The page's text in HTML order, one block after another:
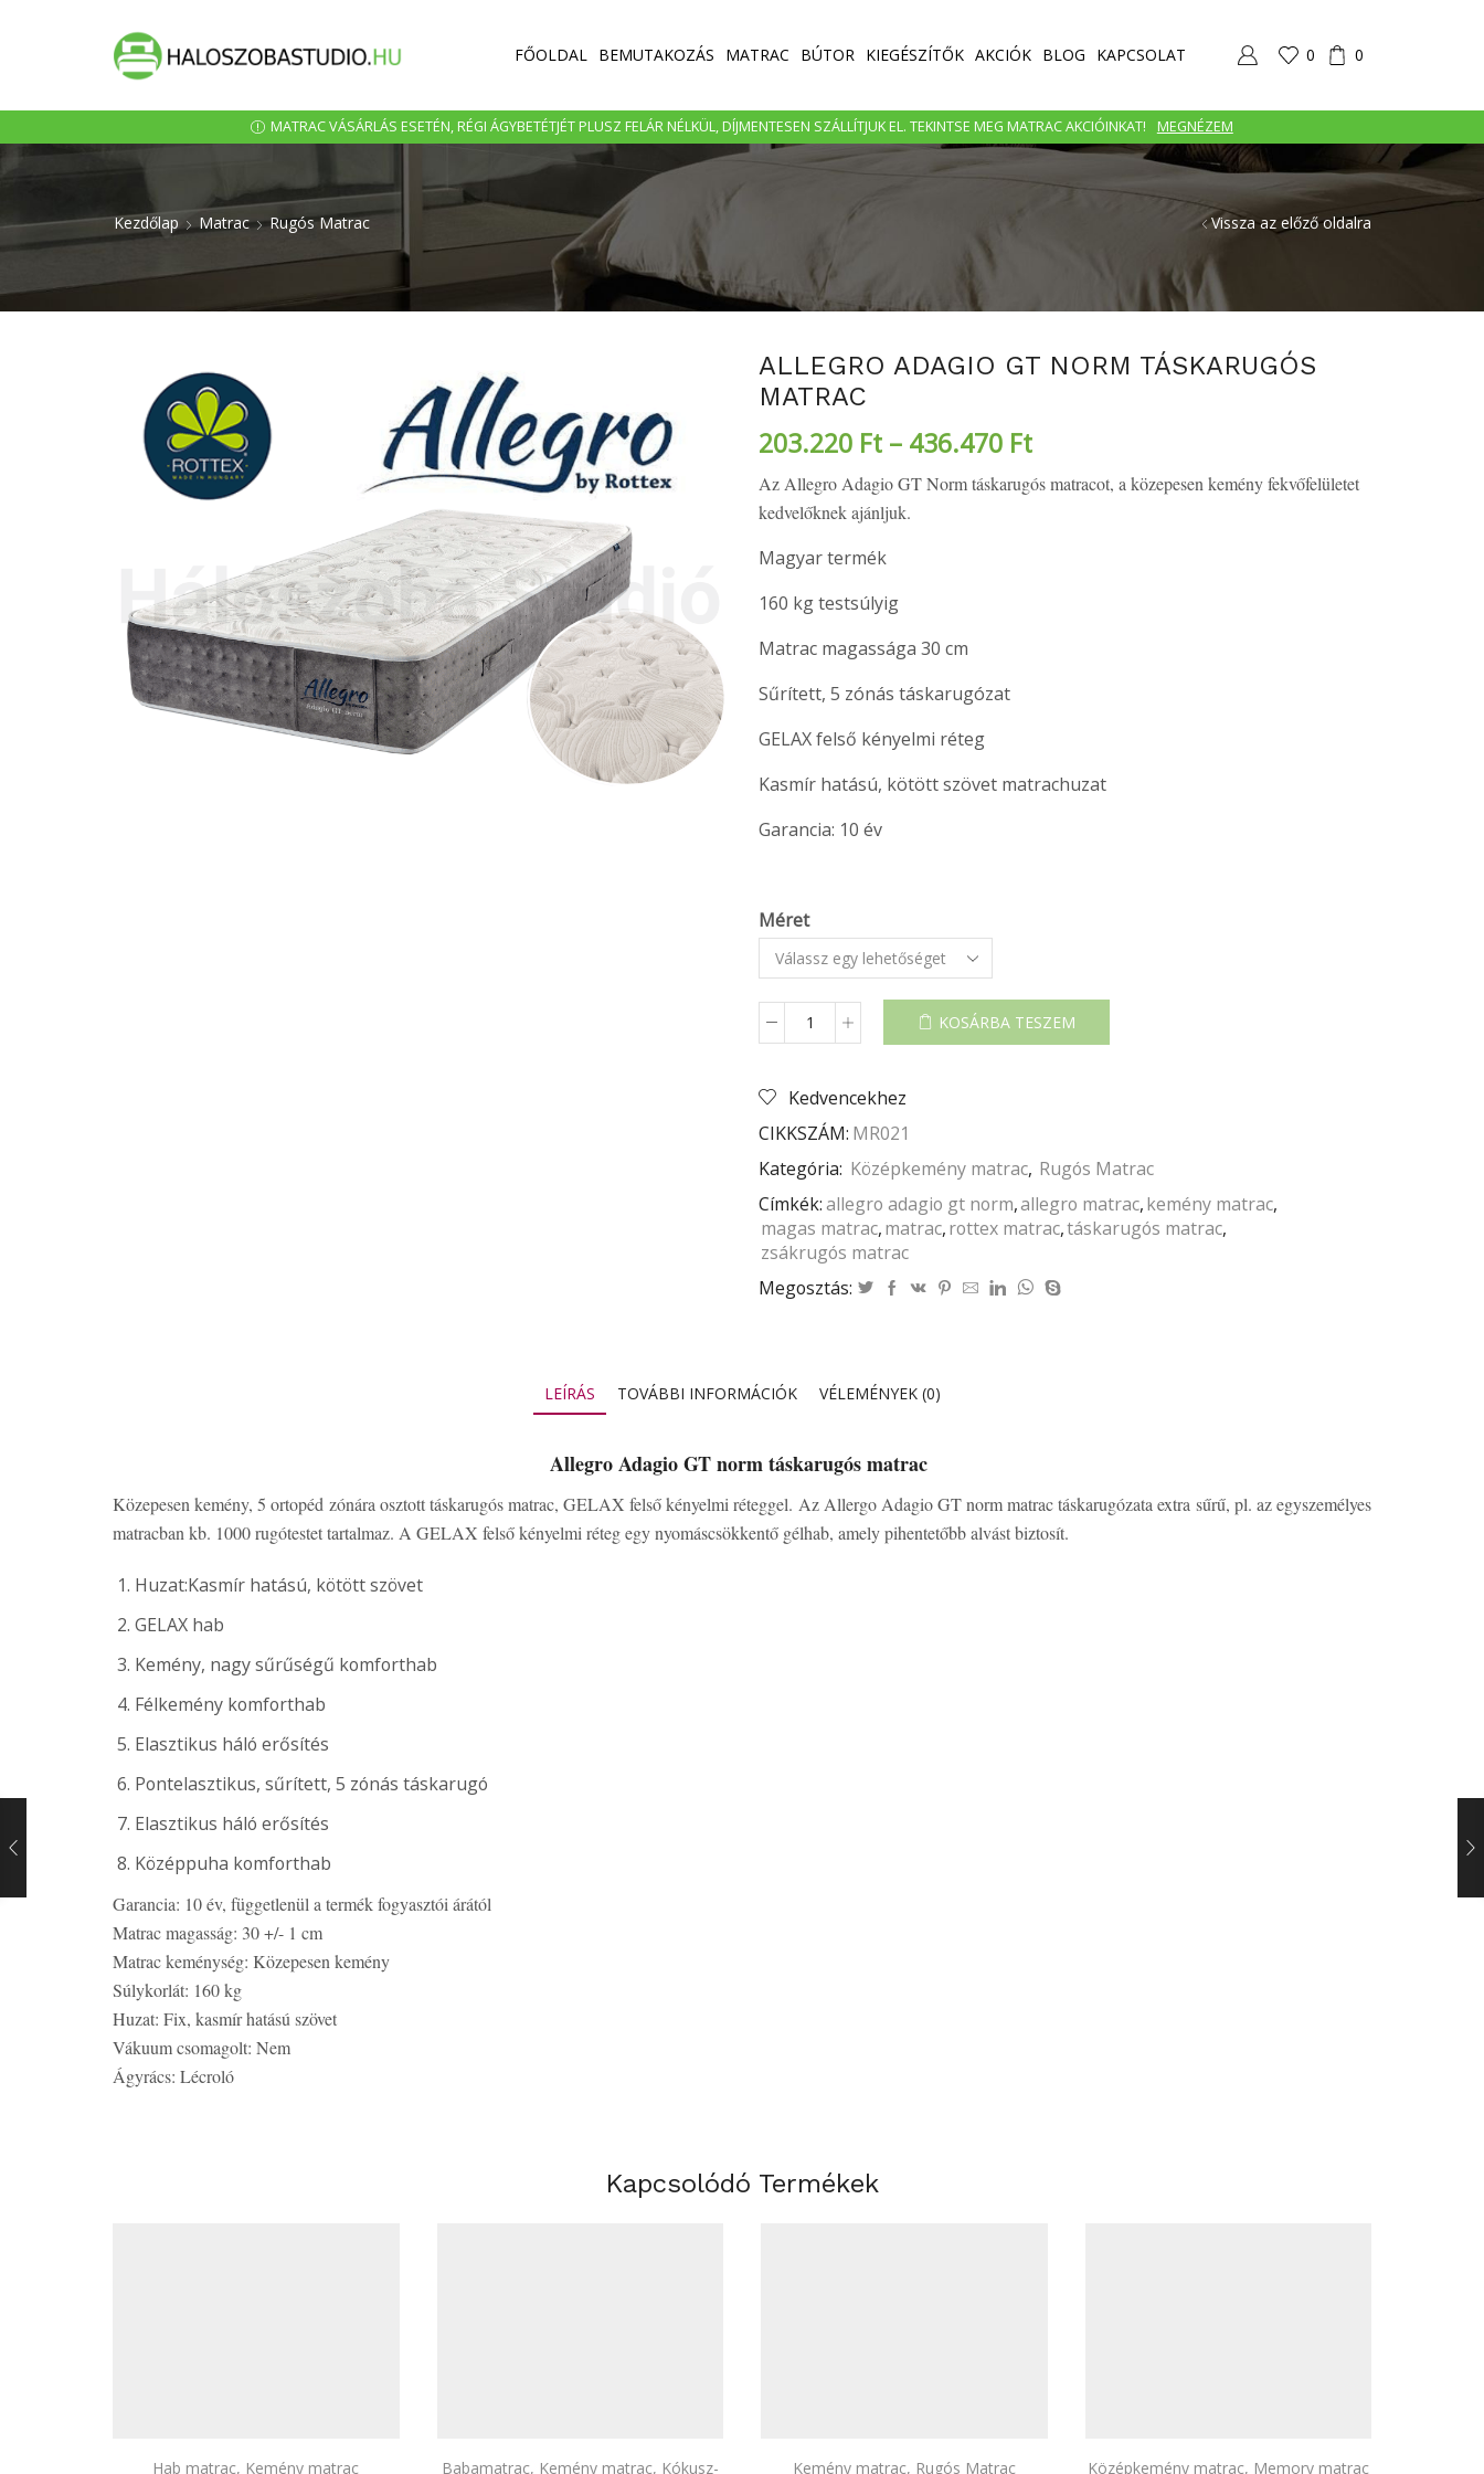
FŐOLDAL BEMUTAKOZÁS MATRAC BÚTOR KIEGÉSZÍTŐK AKCIÓK BLOG KAPCSOLAT 0 0
MATRAC VÁSÁRLÁS ESETÉN, RÉGI ÁGYBETÉTJÉT PLUSZ FELÁR NÉLKÜL, DÍJMENTESEN SZÁLLÍTJUK EL. TEKINTSE MEG MATRAC AKCIÓINKAT! MEGNÉZEM
Kezdőlap Matrac Rugós Matrac Vissza az előző oldalra
ALLEGRO ADAGIO GT NORM TÁSKARUGÓS
MATRAC
203.220 Ft – 436.470 Ft
Az Allegro Adagio GT Norm táskarugós matracot, a közepesen kemény fekvőfelületet
kedvelőknek ajánljuk.
Magyar termék
160 kg testsúlyig
Matrac magassága 30 cm
Sűrített, 5 zónás táskarugózat
GELAX felső kényelmi réteg
Kasmír hatású, kötött szövet matrachuzat
Garancia: 10 év
Méret
ALLEGRO
NORM
TÁSKARUGÓS
MATRAC
mennyiség
KOSÁRBA TESZEM
Kedvencekhez
CIKKSZÁM: MR021
Kategória: Középkemény matrac, Rugós Matrac
Címkék:allegro adagio gt norm,allegro matrac,kemény matrac,
magas matrac,matrac,rottex matrac,táskarugós matrac,
zsákrugós matrac
Megosztás:
LEÍRÁS TOVÁBBI INFORMÁCIÓK VÉLEMÉNYEK (0)
Allegro Adagio GT norm táskarugós matrac
Közepesen kemény, 5 ortopéd zónára osztott táskarugós matrac, GELAX felső kényelmi réteggel. Az Allergo Adagio GT norm matrac táskarugózata extra sűrű, pl. az egyszemélyes
matracban kb. 1000 rugótestet tartalmaz. A GELAX felső kényelmi réteg egy nyomáscsökkentő gélhab, amely pihentetőbb alvást biztosít.
Huzat:Kasmír hatású, kötött szövet
GELAX hab
Kemény, nagy sűrűségű komforthab
Félkemény komforthab
Elasztikus háló erősítés
Pontelasztikus, sűrített, 5 zónás táskarugó
Elasztikus háló erősítés
Középpuha komforthab
Garancia: 10 év, függetlenül a termék fogyasztói árától
Matrac magasság: 30 +/- 1 cm
Matrac keménység: Közepesen kemény
Súlykorlát: 160 kg
Huzat: Fix, kasmír hatású szövet
Vákuum csomagolt: Nem
Ágyrács: Lécroló
Kapcsolódó Termékek
Hab matrac, Kemény matrac Babamatrac, Kemény matrac, Kókusz-
Kemény matrac, Rugós Matrac Középkemény matrac, Memory matrac